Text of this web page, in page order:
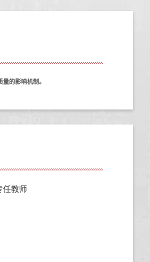
量的影响机制。
教师